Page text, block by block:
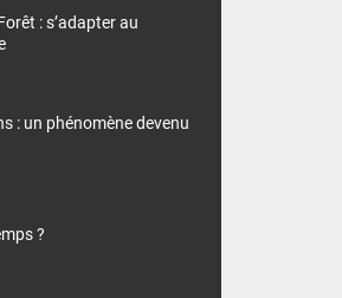
: s’adapter au
: un phénomène devenu
?